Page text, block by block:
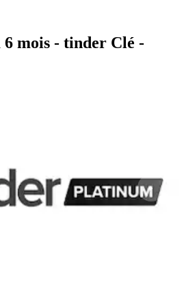
mois - tinder Clé -